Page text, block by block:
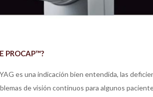
PROCAP™?
es una indicación bien entendida, las
de visión continuos para algunos